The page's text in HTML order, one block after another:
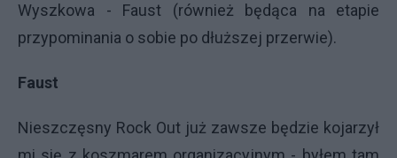
Wyszkowa - Faust (również będąca na etapie
przypominania o sobie po dłuższej przerwie).
Faust
Nieszczęsny Rock Out już zawsze będzie kojarzył